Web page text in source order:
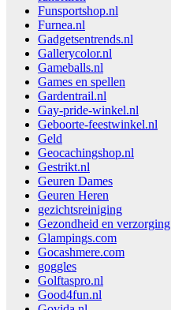
Funsportshop.nl
Furnea.nl
Gadgetsentrends.nl
Gallerycolor.nl
Gameballs.nl
Games en spellen
Gardentrail.nl
Gay-pride-winkel.nl
Geboorte-feestwinkel.nl
Geld
Geocachingshop.nl
Gestrikt.nl
Geuren Dames
Geuren Heren
gezichtsreiniging
Gezondheid en verzorging
Glampings.com
Gocashmere.com
goggles
Golftaspro.nl
Good4fun.nl